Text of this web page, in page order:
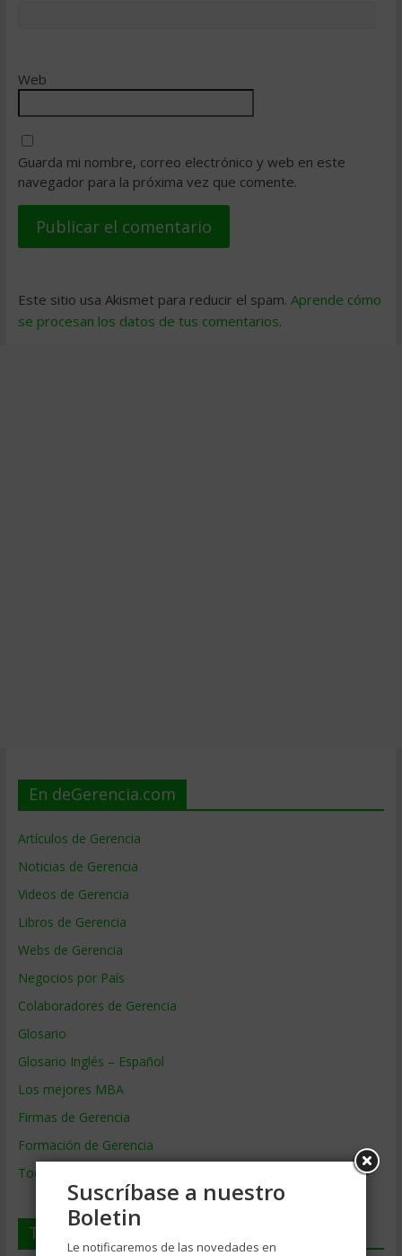
Web
Guarda mi nombre, correo electrónico y web en este
navegador para la próxima vez que comente.
Este sitio usa Akismet para reducir el spam. Aprende cómo
se procesan los datos de tus comentarios.
En deGerencia.com
Artículos de Gerencia
Noticias de Gerencia
Videos de Gerencia
Libros de Gerencia
Webs de Gerencia
Negocios por País
Colaboradores de Gerencia
Glosario
Glosario Inglés – Español
Los mejores MBA
Firmas de Gerencia
Formación de Gerencia
Todos los Temas
Temas de Gerencia
Suscríbase a nuestro
Boletin
Le notificaremos de las novedades en